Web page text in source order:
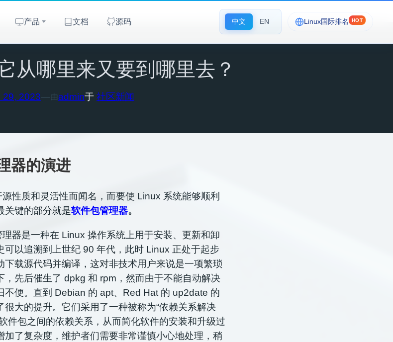
产品 文档 源码 中文 EN Linux国际排名 HOT
从哪里来又要到哪里去？
29, 2023—由admin于 社区新闻
器的演进
性质和灵活性而闻名，而要使 Linux 系统能够顺利
关键的部分就是软件包管理器。
器是一种在 Linux 操作系统上用于安装、更新和卸
可以追溯到上世纪 90 年代，此时 Linux 正处于起步
下载源代码并编译，这对非技术用户来说是一项繁琐
，先后催生了 dpkg 和 rpm，然而由于不能自动解决
便。 直到 Debian 的 apt、Red Hat 的 up2date 的
很大的提升。它们采用了一种被称为“依赖关系解决
件包之间的依赖关系，从而简化软件的安装和升级过
加了复杂度，维护者们需要非常谨慎小心地处理，稍